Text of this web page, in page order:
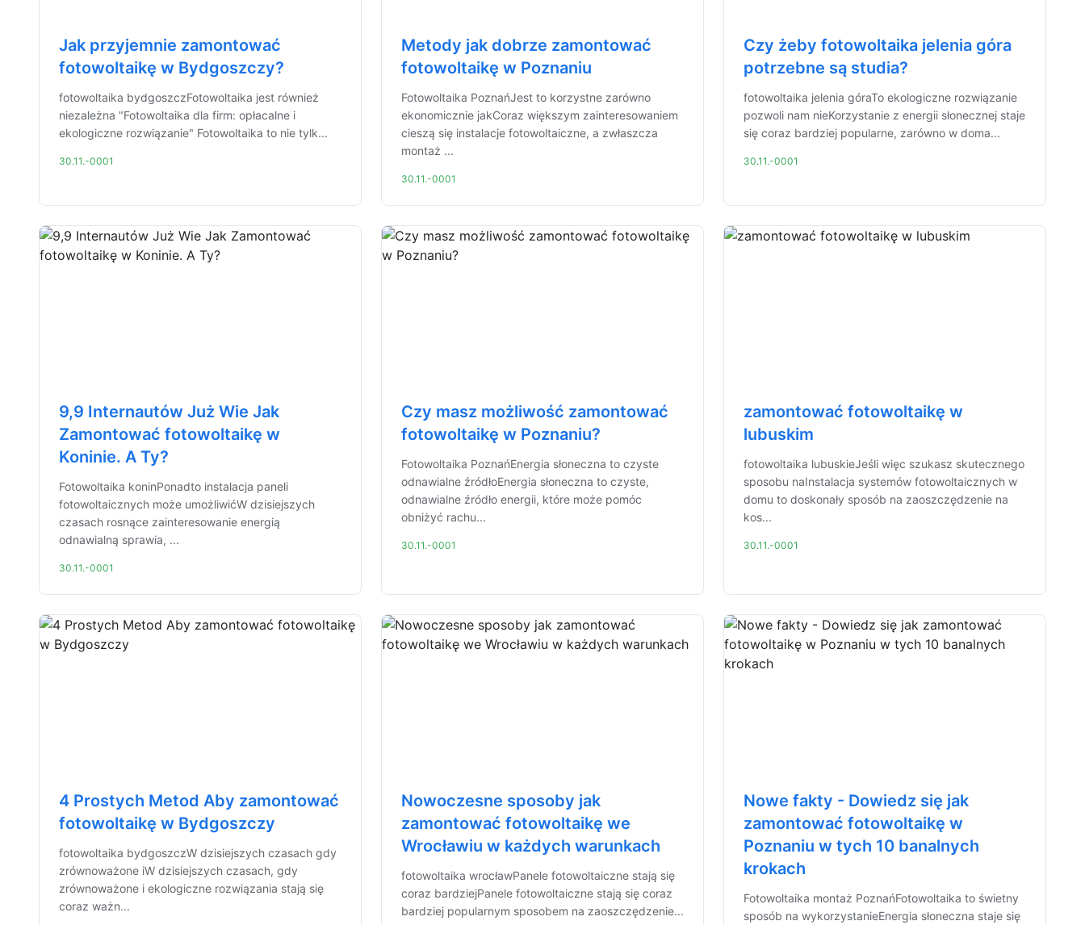
Jak przyjemnie zamontować
fotowoltaikę w Bydgoszczy?
fotowoltaika bydgoszczFotowoltaika jest również
niezależna "Fotowoltaika dla firm: opłacalne i
ekologiczne rozwiązanie" Fotowoltaika to nie tylk...
30.11.-0001
Metody jak dobrze zamontować
fotowoltaikę w Poznaniu
Fotowoltaika PoznańJest to korzystne zarówno
ekonomicznie jakCoraz większym zainteresowaniem
cieszą się instalacje fotowoltaiczne, a zwłaszcza
montaż ...
30.11.-0001
Czy żeby fotowoltaika jelenia góra
potrzebne są studia?
fotowoltaika jelenia góraTo ekologiczne rozwiązanie
pozwoli nam nieKorzystanie z energii słonecznej staje
się coraz bardziej popularne, zarówno w doma...
30.11.-0001
9,9 Internautów Już Wie Jak
Zamontować fotowoltaikę w
Koninie. A Ty?
Fotowoltaika koninPonadto instalacja paneli
fotowoltaicznych może umożliwićW dzisiejszych
czasach rosnące zainteresowanie energią
odnawialną sprawia, ...
30.11.-0001
Czy masz możliwość zamontować
fotowoltaikę w Poznaniu?
Fotowoltaika PoznańEnergia słoneczna to czyste
odnawialne źródłoEnergia słoneczna to czyste,
odnawialne źródło energii, które może pomóc
obniżyć rachu...
30.11.-0001
zamontować fotowoltaikę w
lubuskim
fotowoltaika lubuskieJeśli więc szukasz skutecznego
sposobu naInstalacja systemów fotowoltaicznych w
domu to doskonały sposób na zaoszczędzenie na
kos...
30.11.-0001
4 Prostych Metod Aby zamontować
fotowoltaikę w Bydgoszczy
fotowoltaika bydgoszczW dzisiejszych czasach gdy
zrównoważone iW dzisiejszych czasach, gdy
zrównoważone i ekologiczne rozwiązania stają się
coraz ważn...
Nowoczesne sposoby jak
zamontować fotowoltaikę we
Wrocławiu w każdych warunkach
fotowoltaika wrocławPanele fotowoltaiczne stają się
coraz bardziejPanele fotowoltaiczne stają się coraz
bardziej popularnym sposobem na zaoszczędzenie...
Nowe fakty - Dowiedz się jak
zamontować fotowoltaikę w
Poznaniu w tych 10 banalnych
krokach
Fotowoltaika montaż PoznańFotowoltaika to świetny
sposób na wykorzystanieEnergia słoneczna staje się